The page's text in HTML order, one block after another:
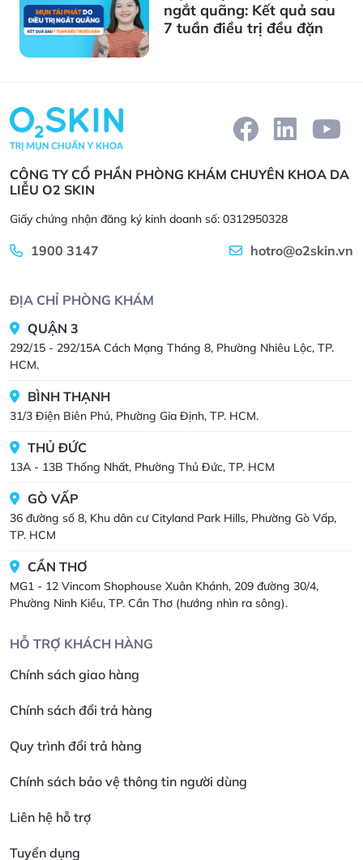
ngắt quãng: Kết quả sau
7 tuần điều trị đều đặn
CÔNG TY CỔ PHẦN PHÒNG KHÁM CHUYÊN KHOA DA
LIỄU O2 SKIN
Giấy chứng nhận đăng ký kinh doanh số: 0312950328
1900 3147 hotro@o2skin.vn
ĐỊA CHỈ PHÒNG KHÁM
QUẬN 3
292/15 - 292/15A Cách Mạng Tháng 8, Phường Nhiêu Lộc, TP.
HCM.
BÌNH THẠNH
31/3 Điện Biên Phủ, Phường Gia Định, TP. HCM.
THỦ ĐỨC
13A - 13B Thống Nhất, Phường Thủ Đức, TP. HCM
GÒ VẤP
36 đường số 8, Khu dân cư Cityland Park Hills, Phường Gò Vấp,
TP. HCM
CẦN THƠ
MG1 - 12 Vincom Shophouse Xuân Khánh, 209 đường 30/4,
Phường Ninh Kiều, TP. Cần Thơ (hướng nhìn ra sông).
HỖ TRỢ KHÁCH HÀNG
Chính sách giao hàng
Chính sách đổi trả hàng
Quy trình đổi trả hàng
Chính sách bảo vệ thông tin người dùng
Liên hệ hỗ trợ
Tuyển dụng